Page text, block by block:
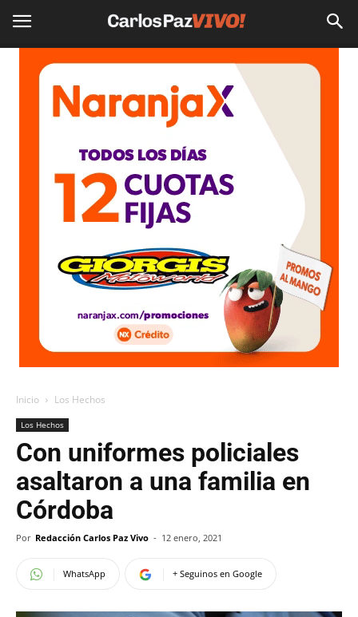
Inicio Los Hechos
Los Hechos
Con uniformes policiales
asaltaron a una familia en
Córdoba
Por Redacción Carlos Paz Vivo - 12 enero, 2021
WhatsApp + Seguinos en Google